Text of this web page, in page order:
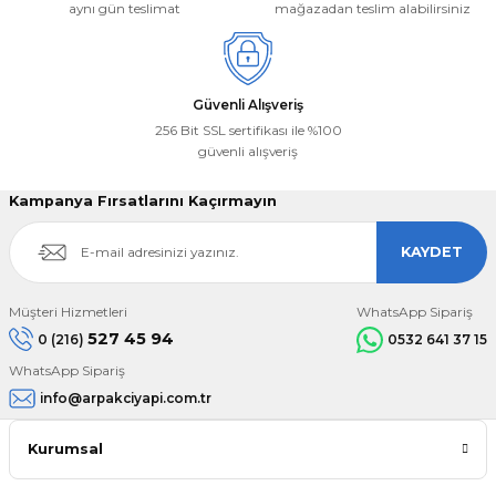
aynı gün teslimat
mağazadan teslim alabilirsiniz
Güvenli Alışveriş
256 Bit SSL sertifikası ile %100
güvenli alışveriş
Kampanya Fırsatlarını Kaçırmayın
KAYDET
Müşteri Hizmetleri
0 (216) 527 45 94
WhatsApp Sipariş
0532 641 37 15
WhatsApp Sipariş
info@arpakciyapi.com.tr
Kurumsal